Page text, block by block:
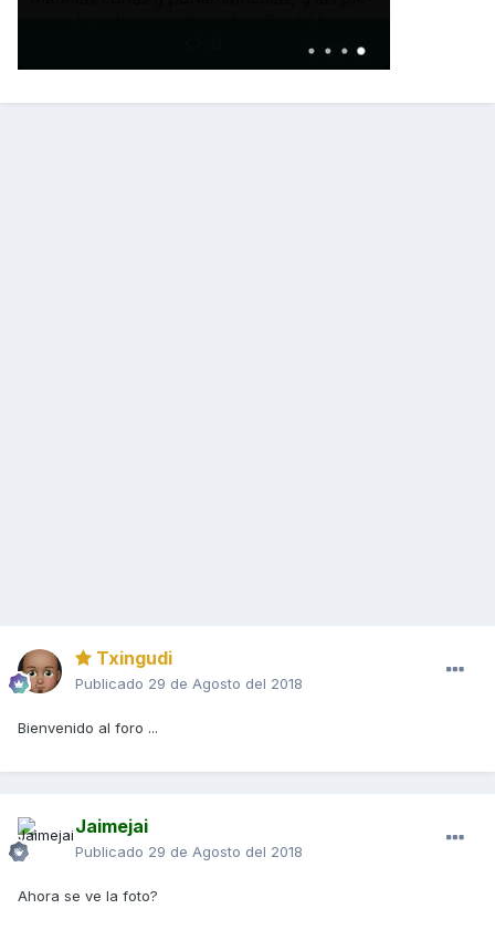
Txingudi
Publicado 29 de Agosto del 2018
Bienvenido al foro ...
Jaimejai
Publicado 29 de Agosto del 2018
Ahora se ve la foto?